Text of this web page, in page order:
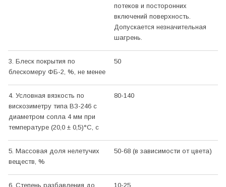
потеков и посторонних
включений поверхность.
Допускается незначительная
шагрень.
3. Блеск покрытия по
блескомеру ФБ-2, %, не менее
50
4. Условная вязкость по
вискозиметру типа ВЗ-246 с
диаметром сопла 4 мм при
температуре (20,0 ± 0,5)°С, с
80-140
5. Массовая доля нелетучих
веществ, %
50-68 (в зависимости от цвета)
6. Степень разбавления до
10-25